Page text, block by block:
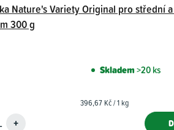
Nature's Variety Original pro střední
300 g
Skladem>20 ks
Měrná
396,67 Kč / 1 kg